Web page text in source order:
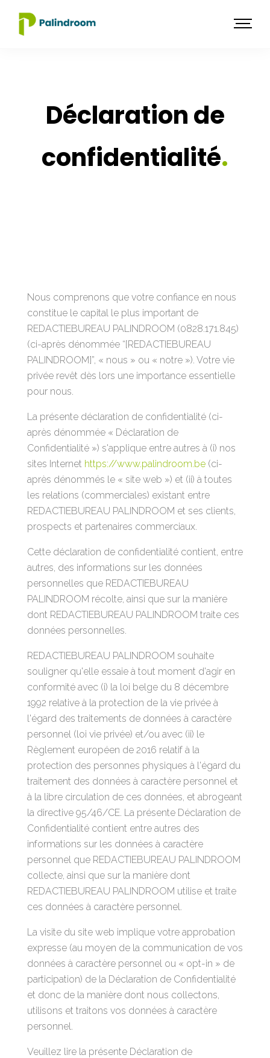
Déclaration de
confidentialité.
Nous comprenons que votre confiance en nous
constitue le capital le plus important de
REDACTIEBUREAU PALINDROOM (0828.171.845)
(ci-après dénommée “[REDACTIEBUREAU
PALINDROOM]”, « nous » ou « notre »). Votre vie
privée revêt dès lors une importance essentielle
pour nous.
La présente déclaration de confidentialité (ci-
après dénommée « Déclaration de
Confidentialité ») s'applique entre autres à (i) nos
sites Internet https://www.palindroom.be (ci-
après dénommés le « site web ») et (ii) à toutes
les relations (commerciales) existant entre
REDACTIEBUREAU PALINDROOM et ses clients,
prospects et partenaires commerciaux.
Cette déclaration de confidentialité contient, entre
autres, des informations sur les données
personnelles que REDACTIEBUREAU
PALINDROOM récolte, ainsi que sur la manière
dont REDACTIEBUREAU PALINDROOM traite ces
données personnelles.
REDACTIEBUREAU PALINDROOM souhaite
souligner qu'elle essaie à tout moment d'agir en
conformité avec (i) la loi belge du 8 décembre
1992 relative à la protection de la vie privée à
l'égard des traitements de données à caractère
personnel (loi vie privée) et/ou avec (ii) le
Règlement européen de 2016 relatif à la
protection des personnes physiques à l'égard du
traitement des données à caractère personnel et
à la libre circulation de ces données, et abrogeant
la directive 95/46/CE. La présente Déclaration de
Confidentialité contient entre autres des
informations sur les données à caractère
personnel que REDACTIEBUREAU PALINDROOM
collecte, ainsi que sur la manière dont
REDACTIEBUREAU PALINDROOM utilise et traite
ces données à caractère personnel.
La visite du site web implique votre approbation
expresse (au moyen de la communication de vos
données à caractère personnel ou « opt-in » de
participation) de la Déclaration de Confidentialité
et donc de la manière dont nous collectons,
utilisons et traitons vos données à caractère
personnel.
Veuillez lire la présente Déclaration de